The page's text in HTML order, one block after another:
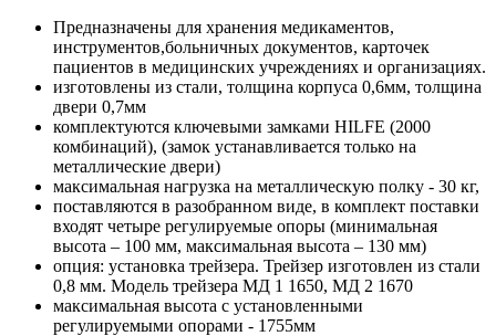
Предназначены для хранения медикаментов,
инструментов,больничных документов, карточек
пациентов в медицинских учреждениях и организациях.
изготовлены из стали, толщина корпуса 0,6мм, толщина
двери 0,7мм
комплектуются ключевыми замками HILFE (2000
комбинаций), (замок устанавливается только на
металлические двери)
максимальная нагрузка на металлическую полку - 30 кг,
поставляются в разобранном виде, в комплект поставки
входят четыре регулируемые опоры (минимальная
высота – 100 мм, максимальная высота – 130 мм)
опция: установка трейзера. Трейзер изготовлен из стали
0,8 мм. Модель трейзера МД 1 1650, МД 2 1670
максимальная высота с установленными
регулируемыми опорами - 1755мм